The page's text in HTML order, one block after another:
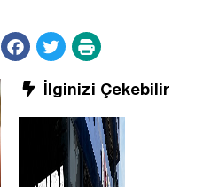
İlginizi Çekebilir